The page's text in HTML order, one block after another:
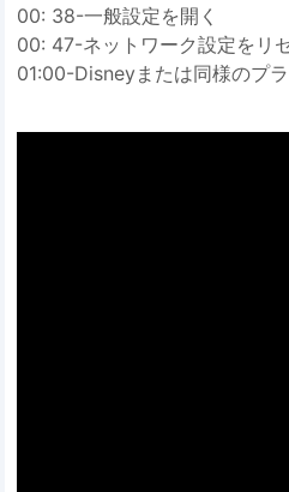
00: 38-一般設定を開く
00: 47-ネットワーク設定をリ
01:00-Disneyまたは同様のプ